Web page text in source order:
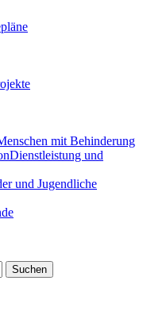
mit Behinderung
Dienstleistung und
und Jugendliche
Suchen